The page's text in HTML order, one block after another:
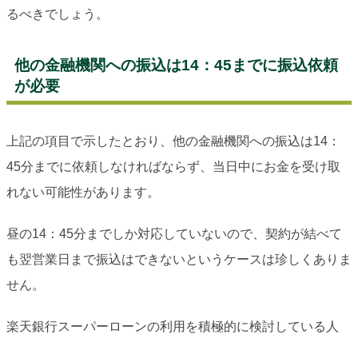
るべきでしょう。
他の金融機関への振込は14：45までに振込依頼
が必要
上記の項目で示したとおり、他の金融機関への振込は14：
45分までに依頼しなければならず、当日中にお金を受け取
れない可能性があります。
昼の14：45分までしか対応していないので、契約が結べて
も翌営業日まで振込はできないというケースは珍しくありま
せん。
楽天銀行スーパーローンの利用を積極的に検討している人